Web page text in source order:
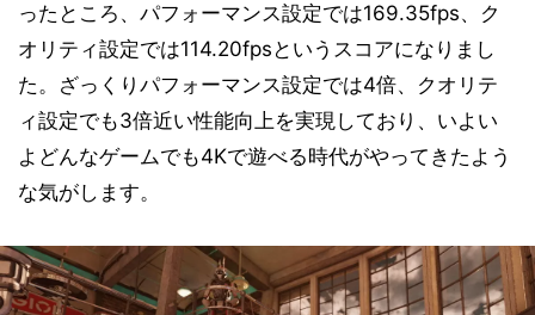
ったところ、パフォーマンス設定では169.35fps、ク
オリティ設定では114.20fpsというスコアになりまし
た。ざっくりパフォーマンス設定では4倍、クオリテ
ィ設定でも3倍近い性能向上を実現しており、いよい
よどんなゲームでも4Kで遊べる時代がやってきたよう
な気がします。